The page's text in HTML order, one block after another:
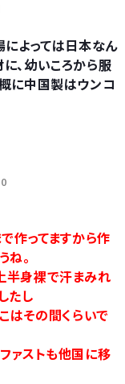
によっては日本なん
、幼いころから服
に中国製はウンコ
作ってますから作
ね。
半身裸で汗まみれ
たし
はその間くらいで
ァストも他国に移